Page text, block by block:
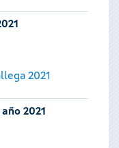
2021
2021